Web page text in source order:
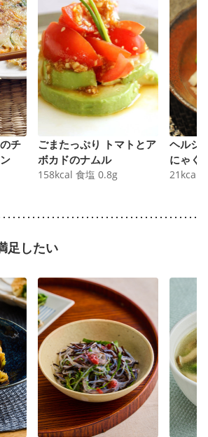
チ
ごまたっぷり トマトとア
ボカドのナムル
158kcal 食塩 0.8g
ヘルシ
にゃく
21 kcal
足したい